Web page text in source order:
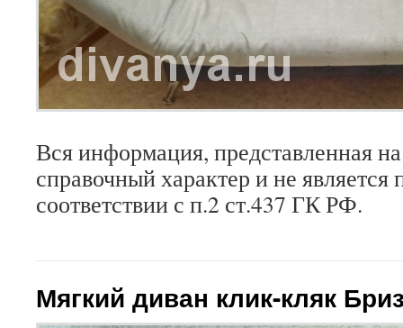
Вся информация, представленная
справочный характер и не
соответствии с п.2 ст.437 ГК РФ.
Мягкий диван клик-кляк